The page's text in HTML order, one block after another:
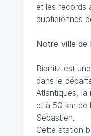
et les records
quotidiennes
Notre ville de
Biarritz est
dans le
Atlantiques, la
et à 50 km de
Sébastien.
Cette station